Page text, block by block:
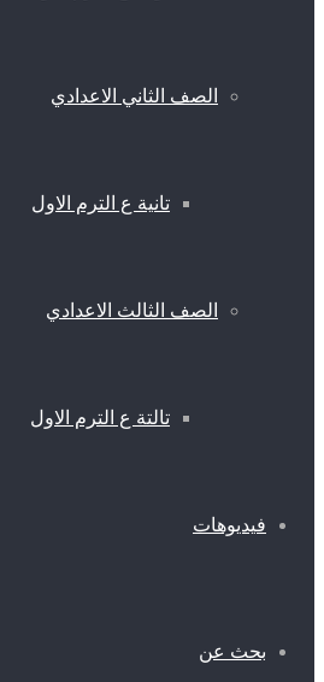
الصف الثاني الاعدادي
تانية ع الترم الاول
الصف الثالث الاعدادي
تالتة ع الترم الاول
فيديوهات
بحث عن